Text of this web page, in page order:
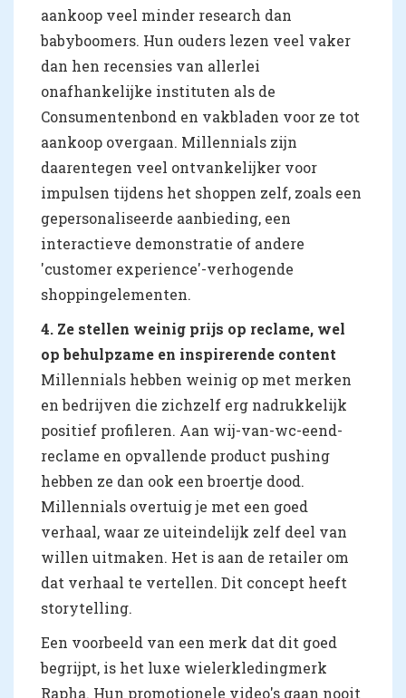
aankoop veel minder research dan
babyboomers. Hun ouders lezen veel vaker
dan hen recensies van allerlei
onafhankelijke instituten als de
Consumentenbond en vakbladen voor ze tot
aankoop overgaan. Millennials zijn
daarentegen veel ontvankelijker voor
impulsen tijdens het shoppen zelf, zoals een
gepersonaliseerde aanbieding, een
interactieve demonstratie of andere
'customer experience'-verhogende
shoppingelementen.
4. Ze stellen weinig prijs op reclame, wel
op behulpzame en inspirerende content
Millennials hebben weinig op met merken
en bedrijven die zichzelf erg nadrukkelijk
positief profileren. Aan wij-van-wc-eend-
reclame en opvallende product pushing
hebben ze dan ook een broertje dood.
Millennials overtuig je met een goed
verhaal, waar ze uiteindelijk zelf deel van
willen uitmaken. Het is aan de retailer om
dat verhaal te vertellen. Dit concept heeft
storytelling.
Een voorbeeld van een merk dat dit goed
begrijpt, is het luxe wielerkledingmerk
Rapha. Hun promotionele video's gaan nooit